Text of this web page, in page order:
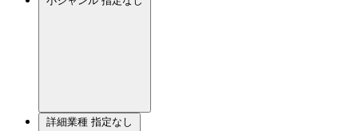
詳細業種 指定なし